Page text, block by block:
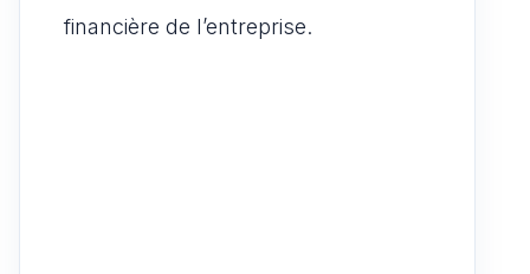
financière de l’entreprise.